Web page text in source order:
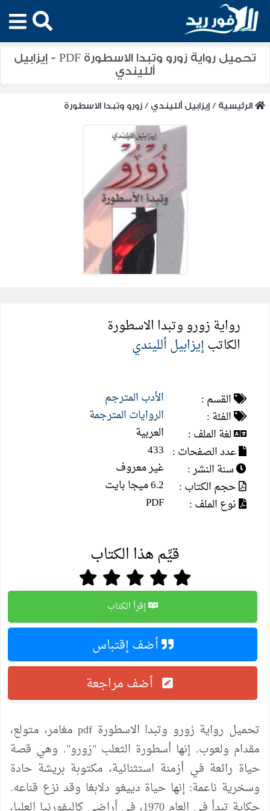
تحميل رواية زورو وتبدا الاسطورة PDF - إيزابيل
ألليندي
الرئيسية /إيزابيل ألليندي /زورو وتبدا الاسطورة
رواية زورو وتبدا الاسطورة
الكاتبإيزابيل ألليندي
القسم :
الأدب المترجم
الفئة :
الروايات المترجمة
لغة الملف :
العربية
عدد الصفحات : 433
سنة النشر :
غير معروف
حجم الكتاب :
6.2 ميجا بايت
نوع الملف :
PDF
قيِّم هذا الكتاب
إقرأ الكتاب
أضف إقتباس
أضف مراجعة
تحميل رواية زورو وتبدا الاسطورة pdf مغامر، متولع،
مقدام ولعوب. إنها أسطورة الثعلب "زورو". وهي قصة
حياة رائعة في أزمنة استثنائية، مكتوبة بريشة حادة
وسخرية ناعمة: إنها حياة دييغو دلابغا وقد نزع قناعه.